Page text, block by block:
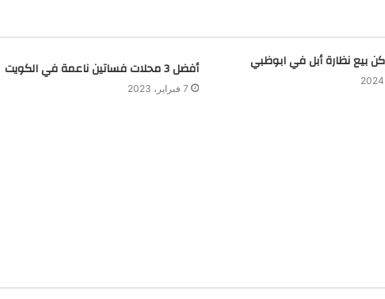
أفضل 3 محلات فساتين ناعمة في الكويت
7 فبراير، 2023